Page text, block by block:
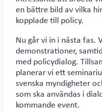
en bättre bild av vilka
kopplade till policy.
Nu går vi in i nästa fas.
demonstrationer,
med policydialog.
planerar vi ett
svenska myndigheter
som ska användas i
kommande event.